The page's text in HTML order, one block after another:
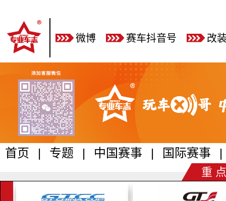
微博 赛车抖音号 改
首页 | 专题 | 中国赛事 | 国际赛事 |
重